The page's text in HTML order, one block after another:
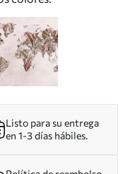
Listo para su entrega
en 1-3 días hábiles.